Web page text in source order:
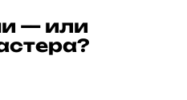
— или